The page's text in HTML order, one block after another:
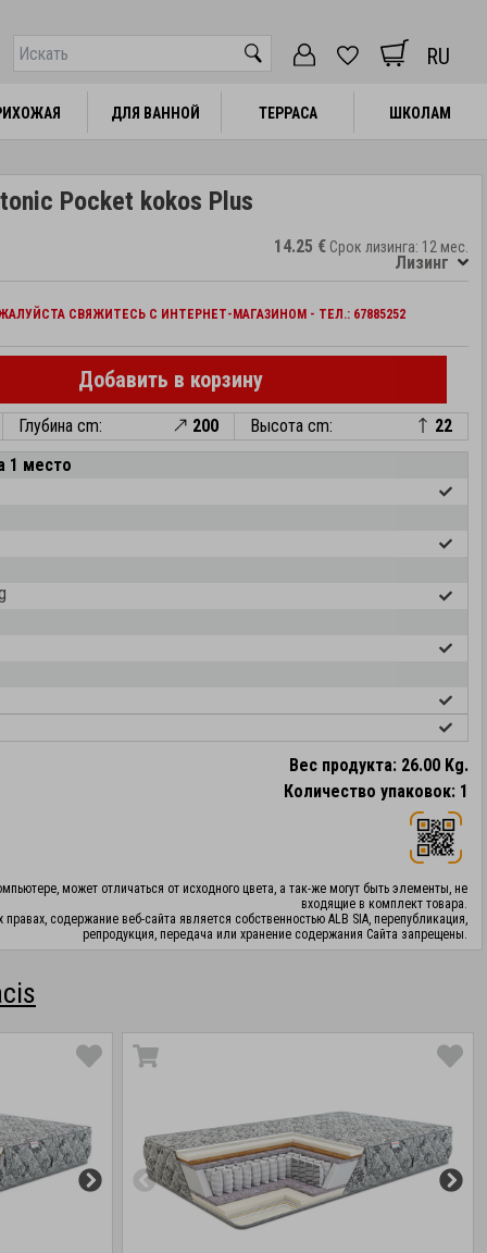
RU
ДЛЯ ВАННОЙ ТЕРРАСА ШКОЛАМ
ДЛЯ ВАННОЙ ТЕРРАСА ШКОЛАМ
Pocket kokos Plus
14.25 € Срок лизинга: 12 мес.
Лизинг
СВЯЖИТЕСЬ С ИНТЕРНЕТ-МАГАЗИНОМ - ТЕЛ.: 67885252
Добавить в корзину
Глубина cm: 200 Высота cm:
22
1 место
Вес продукта: 26.00 Kg.
Количество упаковок: 1
может отличаться от исходного цвета, а так-же могут быть элементы, не
входящие в комплект товара.
содержание веб-сайта является собственностью ALB SIA, перепубликация,
репродукция, передача или хранение содержания Сайта запрещены.